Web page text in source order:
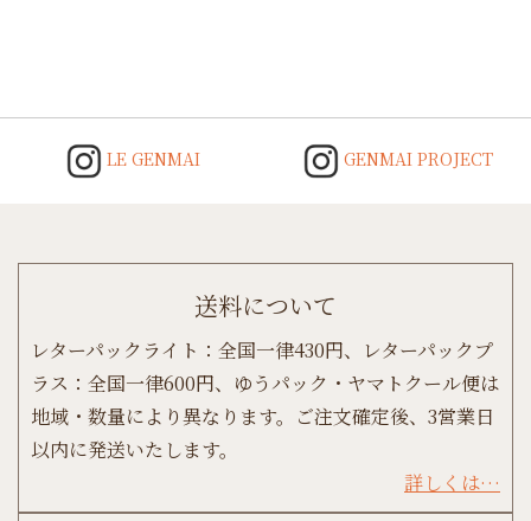
LE GENMAI GENMAI PROJECT
送料について
レターパックライト：全国一律430円、レターパックプ
ラス：全国一律600円、ゆうパック・ヤマトクール便は
地域・数量により異なります。ご注文確定後、3営業日
以内に発送いたします。
詳しくは…